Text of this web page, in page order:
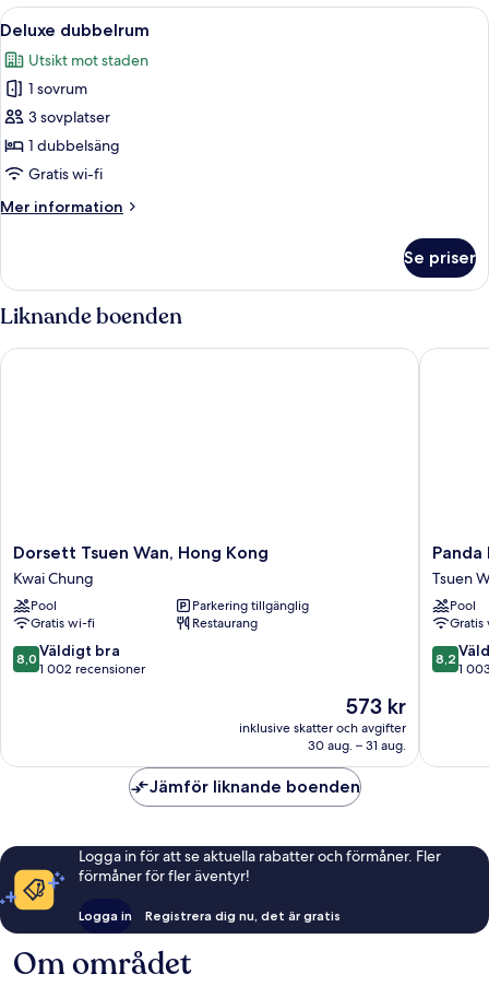
Öppna
alla
foton
för
Deluxe
dubbelrum
Ett modernt hotellrum med en stor
11
Deluxe dubbelrum
Utsikt mot staden
1 sovrum
3 sovplatser
1 dubbelsäng
Gratis wi-fi
Mer information
Mer
dubbelrum
Se priser
Liknande boenden
Dorsett
Tsuen
Wan,
Hong
Kong
Kwai
Chung
Dorsett Tsuen Wan, Hong Kong
Kwai Chung
Pool
Parkering tillgänglig
Gratis wi-fi
Restaurang
8.0
av
8,0 Väldigt bra
1 002 recensioner
Priset
är
573 kr
573 kr
inklusive skatter och avgifter
30 aug. – 31 aug.
Dorsett Tsuen Wan, Hong Kong
Panda
Hotel
Tsuen
Wan
Tsuen
Pool
8.2
av
8,2
1
Panda
Jämför liknande boenden
Logga in för att se aktuella rabatter och förmåner. Fler
förmåner för fler äventyr!
Logga in Registrera dig nu, det är gratis
Om området